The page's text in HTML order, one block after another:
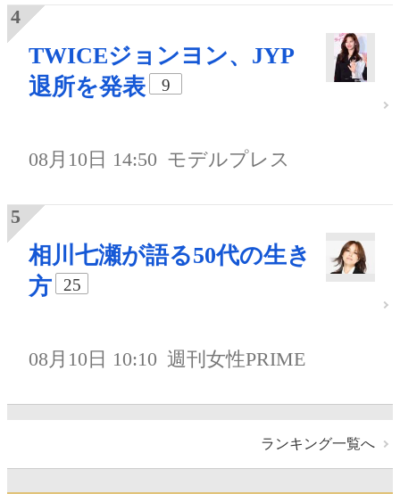
TWICEジョンヨン、JYP
退所を発表
9
08月10日 14:50 モデルプレス
相川七瀬が語る50代の生き
方
25
08月10日 10:10 週刊女性PRIME
ランキング一覧へ